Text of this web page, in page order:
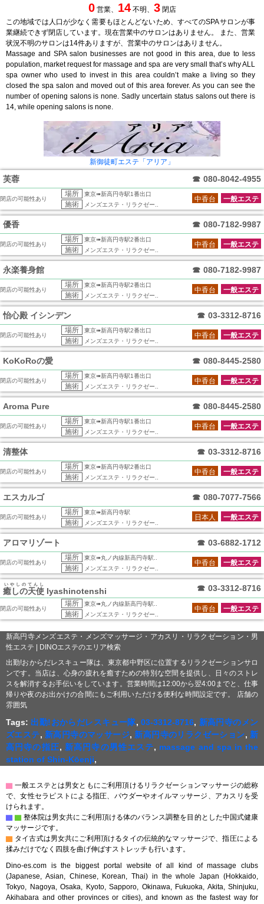
0営業、 14不明、 3閉店
この地域では人口が少なく需要もほとんどないため、すべてのSPAサロンが事
業継続できず閉店しています。現在営業中のサロンはありません。 また、営業
状況不明のサロンは14件ありますが、営業中のサロンはありません。
Massage and SPA salon businesses are not good in this area, due to less
population, market request for massage and spa are very small that’s why ALL
spa owner who used to invest in this area couldn’t make a living so they
closed the spa salon and moved out of this area forever. As you can see the
number of opening salons is none. Sadly uncertain status salons out there is
14, while opening salons is none.
新御徒町エステ「アリア」
芙蓉 ☎ 080-8042-4955
閉店の可能性あり
場所 東京➠新高円寺駅1番出口
施術 メンズエステ・リラクゼー..
一般エステ
中香台
優香 ☎ 080-7182-9987
閉店の可能性あり
場所 東京➠新高円寺駅2番出口
施術 メンズエステ・リラクゼー..
一般エステ
中香台
永楽養身館 ☎ 080-7182-9987
閉店の可能性あり
場所 東京➠新高円寺駅2番出口
施術 メンズエステ・リラクゼー..
一般エステ
中香台
怡心殿 イシンデン ☎ 03-3312-8716
閉店の可能性あり
場所 東京➠新高円寺駅2番出口
施術 メンズエステ・リラクゼー..
一般エステ
中香台
KoKoRoの愛 ☎ 080-8445-2580
閉店の可能性あり
場所 東京➠新高円寺駅1番出口
施術 メンズエステ・リラクゼー..
一般エステ
中香台
Aroma Pure ☎ 080-8445-2580
閉店の可能性あり
場所 東京➠新高円寺駅1番出口
施術 メンズエステ・リラクゼー..
一般エステ
中香台
清整体 ☎ 03-3312-8716
閉店の可能性あり
場所 東京➠新高円寺駅2番出口
施術 メンズエステ・リラクゼー..
一般エステ
中香台
エスカルゴ ☎ 080-7077-7566
閉店の可能性あり
場所 東京➠新高円寺駅
施術 メンズエステ・リラクゼー..
一般エステ
日本人
アロマリゾート ☎ 03-6882-1712
閉店の可能性あり
場所 東京➠丸ノ内線新高円寺駅..
施術 メンズエステ・リラクゼー..
一般エステ
中香台
癒しの天使
いやしのてんし
Iyashinotenshi ☎ 03-3312-8716
閉店の可能性あり
場所 東京➠丸ノ内線新高円寺駅..
施術 メンズエステ・リラクゼー..
一般エステ
中香台
新高円寺メンズエステ・メンズマッサージ・アカスリ・リラクゼーション・男
性エステ | DINOエステのエリア検索
出勤!おからだレスキュー隊は、東京都中野区に位置するリラクゼーションサロ
ンです。当店は、心身の疲れを癒すための特別な空間を提供し、日々のストレ
スを解消するお手伝いをしています。営業時間は12:00から翌4:00までと、仕事
帰りや夜のお出かけの合間にもご利用いただける便利な時間設定です。 店舗の
雰囲気
Tags: 出勤!おからだレスキュー隊,03-3312-8716, 新高円寺のメン
ズエステ, 新高円寺のマッサージ, 新高円寺のリラクゼーション, 新
高円寺の指圧, 新高円寺の男性エステ, massage and spa in the
station of Shin-Kōenji,
▇ 一般エステとは男女ともにご利用頂けるリラクゼーションマッサージの総称
で、女性セラピストによる指圧、パウダーやオイルマッサージ、アカスリを受
けられます。
▇ ▇ 整体院は男女共にご利用頂ける体のバランス調整を目的とした中国式健康
マッサージです。
▇ タイ古式は男女共にご利用頂けるタイの伝統的なマッサージで、指圧による
揉みだけでなく四肢を曲げ伸ばすストレッチも行います。
Dino-es.com is the biggest portal website of all kind of massage clubs
(Japanese, Asian, Chinese, Korean, Thai) in the whole Japan (Hokkaido,
Tokyo, Nagoya, Osaka, Kyoto, Sapporo, Okinawa, Fukuoka, Akita, Shinjuku,
Akihabara and other provinces or cities), and known as the fastest way for